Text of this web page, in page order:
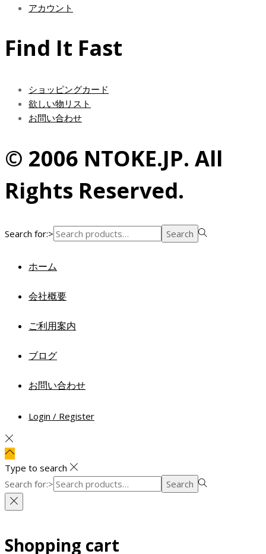
アカウント
Find It Fast
ショッピングカード
欲しい物リスト
お問い合わせ
© 2006 NTOKE.JP. All
Rights Reserved.
Search for:> Search
ホーム
会社概要
ご利用案内
ブログ
お問い合わせ
Login / Register
Type to search
Search for:>
Search
Shopping cart